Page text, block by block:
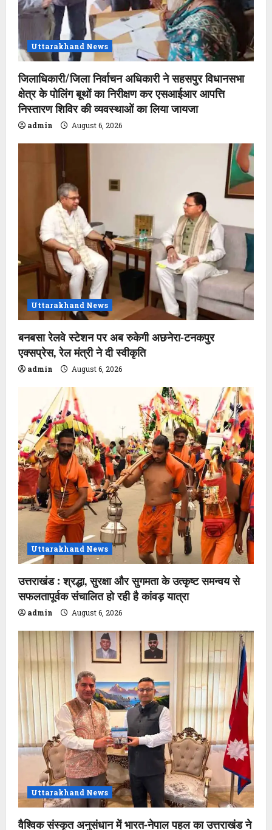
Uttarakhand News
जिलाधिकारी/जिला निर्वाचन अधिकारी ने सहसपुर विधानसभा
क्षेत्र के पोलिंग बूथों का निरीक्षण कर एसआईआर आपत्ति
निस्तारण शिविर की व्यवस्थाओं का लिया जायजा
admin August 6, 2026
Uttarakhand News
बनबसा रेलवे स्टेशन पर अब रुकेगी अछनेरा-टनकपुर
एक्सप्रेस, रेल मंत्री ने दी स्वीकृति
admin August 6, 2026
Uttarakhand News
उत्तराखंड : श्रद्धा, सुरक्षा और सुगमता के उत्कृष्ट समन्वय से
सफलतापूर्वक संचालित हो रही है कांवड़ यात्रा
admin August 6, 2026
Uttarakhand News
वैश्विक संस्कृत अनुसंधान में भारत-नेपाल पहल का उत्तराखंड ने